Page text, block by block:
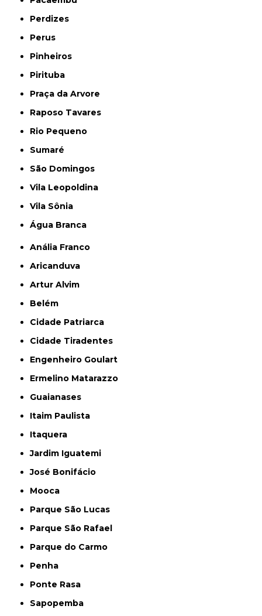
Perdizes
Perus
Pinheiros
Pirituba
Praça da Arvore
Raposo Tavares
Rio Pequeno
Sumaré
São Domingos
Vila Leopoldina
Vila Sônia
Água Branca
Anália Franco
Aricanduva
Artur Alvim
Belém
Cidade Patriarca
Cidade Tiradentes
Engenheiro Goulart
Ermelino Matarazzo
Guaianases
Itaim Paulista
Itaquera
Jardim Iguatemi
José Bonifácio
Mooca
Parque São Lucas
Parque São Rafael
Parque do Carmo
Penha
Ponte Rasa
Sapopemba